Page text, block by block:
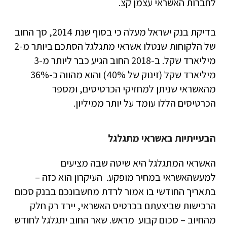
בדיקת בנק ישראל מעלה כי בסוף שנת 2014, סך החוב
של הלקוחות שנטלו אשראי מתגלגל הסתכם ביותר מ-2
מיליארד שקל. ב-2018 החוב הגיע כבר ליותר מ-3
מיליארד שקל (זינוק של 40%) והוא מהווה כ-36%
מהאשראי שניתן למחזיקי הכרטיסים, ומספר
הכרטיסים הללו עומד על יותר ממיליון.
הבעייתיות באשראי מתגלגל
האשראי המתגלגל היא שיטה שבה מציעים
למעשהאשראי במחיר מופקע. העיקרון הוא כזה –
בתאריך החודשי בו אמור לרדת מחשבונכם בבנק סכום
הרכישות שביצעתם בכרטיס האשראי, יירד רק חלק
מהחיוב – סכום קבוע מראש. שאר החוב יתגלגל לחודש